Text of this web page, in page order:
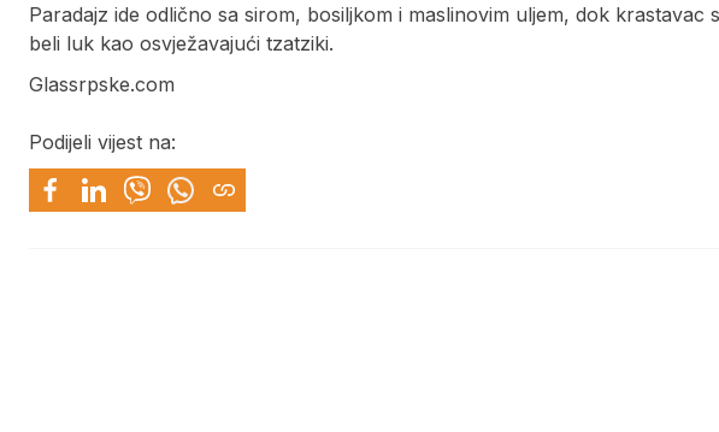
Paradajz ide odlično sa sirom, bosiljkom i maslinovim uljem, dok
beli luk kao osvježavajući tzatziki.
Glassrpske.com
Podijeli vijest na: